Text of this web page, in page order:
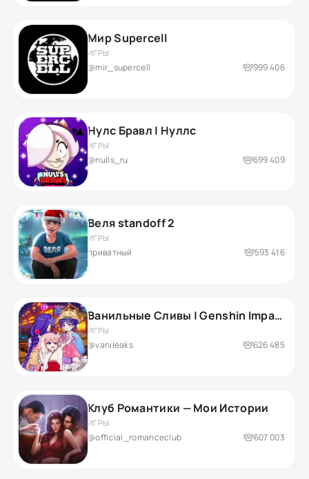
Мир Supercell
ИГРЫ
@mir_supercell 999 406
Нулс Бравл | Нуллс
ИГРЫ
@nulls_ru 699 409
Веля standoff 2
ИГРЫ
приватный 593 416
Ванильные Cливы | Genshin Impact
ИГРЫ
@vanileaks 626 485
Клуб Романтики — Мои Истории
ИГРЫ
@official_romanceclub 607 003